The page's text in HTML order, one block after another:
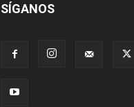
SÍGANOS